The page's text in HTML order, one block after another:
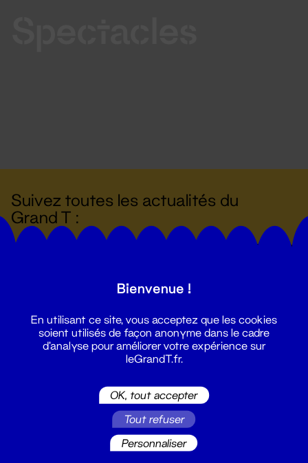
Suivez toutes les actualités du
Grand T :
billetterie@leGrandT.fr
Du lundi au vendredi 14h → 18h
Bienvenue !
En utilisant ce site, vous acceptez que les cookies
soient utilisés de façon anonyme dans le cadre
d'analyse pour améliorer votre expérience sur
leGrandT.fr.
OK, tout accepter
Tout refuser
Personnaliser